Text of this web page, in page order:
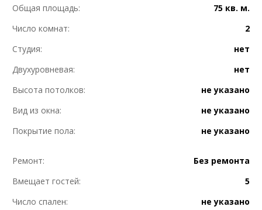
Общая площадь:
75 кв. м.
Число комнат:
2
Студия:
нет
Двухуровневая:
нет
Высота потолков:
не указано
Вид из окна:
не указано
Покрытие пола:
не указано
Ремонт:
Без ремонта
Вмещает гостей:
5
Число спален:
не указано